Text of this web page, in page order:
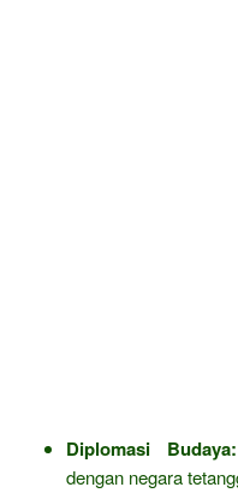
Diplomasi Budaya:
dengan negara